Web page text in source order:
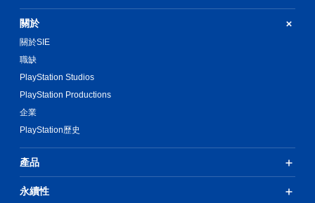
關於
關於SIE
職缺
PlayStation Studios
PlayStation Productions
企業
PlayStation歷史
產品
永續性